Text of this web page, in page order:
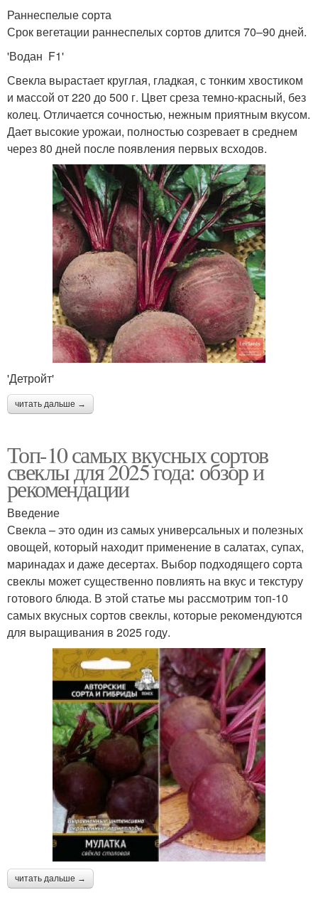
Раннеспелые сорта
Срок вегетации раннеспелых сортов длится 70–90 дней.
'Водан F1'
Свекла вырастает круглая, гладкая, с тонким хвостиком
и массой от 220 до 500 г. Цвет среза темно-красный, без
колец. Отличается сочностью, нежным приятным вкусом.
Дает высокие урожаи, полностью созревает в среднем
через 80 дней после появления первых всходов.
'Детройт'
читать дальше →
Топ-10 самых вкусных сортов
свеклы для 2025 года: обзор и
рекомендации
Введение
Свекла – это один из самых универсальных и полезных
овощей, который находит применение в салатах, супах,
маринадах и даже десертах. Выбор подходящего сорта
свеклы может существенно повлиять на вкус и текстуру
готового блюда. В этой статье мы рассмотрим топ-10
самых вкусных сортов свеклы, которые рекомендуются
для выращивания в 2025 году.
читать дальше →